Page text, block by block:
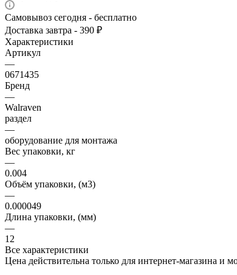
Самовывоз сегодня - бесплатно
Доставка завтра - 390 ₽
Характеристики
Артикул
—
0671435
Бренд
—
Walraven
раздел
—
оборудование для монтажа
Вес упаковки, кг
—
0.004
Объём упаковки, (м3)
—
0.000049
Длина упаковки, (мм)
—
12
Все характеристики
Цена действительна только для интернет-магазина и